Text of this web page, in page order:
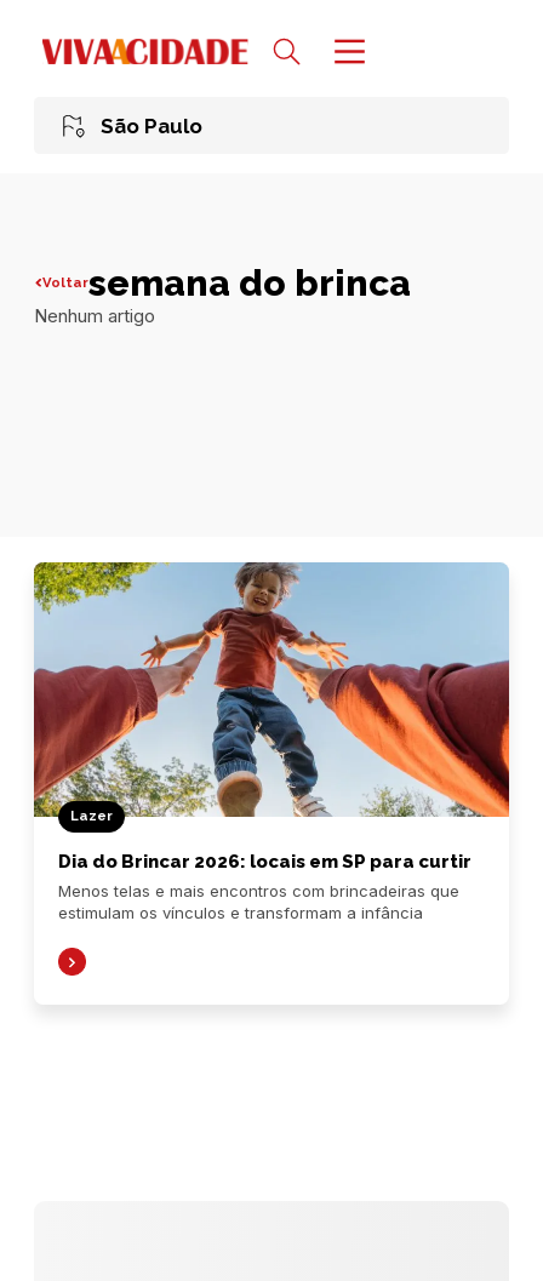
São Paulo
Voltarsemana do brinca
Nenhum artigo
Lazer
Dia do Brincar 2026: locais em SP para curtir
Menos telas e mais encontros com brincadeiras que
estimulam os vínculos e transformam a infância